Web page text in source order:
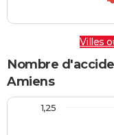
Villes
Nombre
Amiens
1,25